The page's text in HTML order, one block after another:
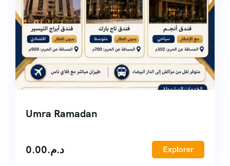
Umra Ramadan
د.م.0.00 Explorer